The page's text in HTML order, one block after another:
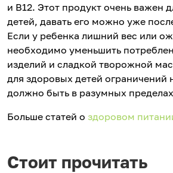
и В12. Этот продукт очень важен
детей, давать его можно уже
Если у ребенка лишний вес или
необходимо уменьшить
изделий и сладкой творожной
для здоровых детей ограничений
должно быть в разумных
Больше статей о здоровом
Стоит прочитать